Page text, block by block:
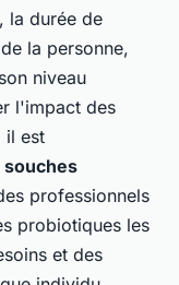
la durée de
la personne,
niveau
l'impact des
il est
professionnels
probiotiques les
et des